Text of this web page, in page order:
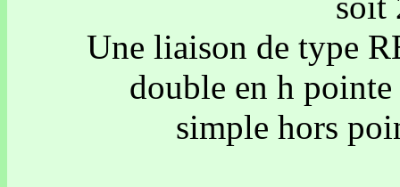
Une liaison de type
double en h
simple hors